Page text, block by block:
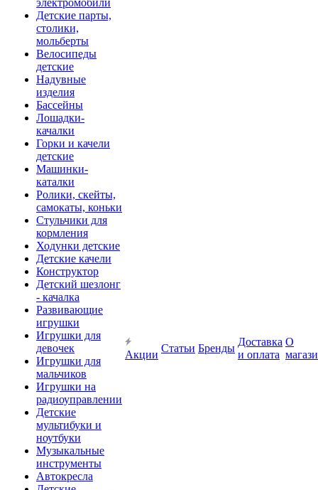
электромобили
Детские парты,
столики,
мольберты
Велосипеды
детские
Надувные
изделия
Бассейны
Лошадки-
качалки
Горки и качели
детские
Машинки-
каталки
Ролики, скейты,
самокаты, коньки
Стульчики для
кормления
Ходунки детские
Детские качели
Конструктор
Детский шезлонг
- качалка
Развивающие
игрушки
Игрушки для
девочек
Игрушки для
мальчиков
Игрушки на
радиоуправлении
Детские
мультибуки и
ноутбуки
Музыкальные
инструменты
Автокресла
Акции
Статьи Бренды
Доставка
и оплата
О